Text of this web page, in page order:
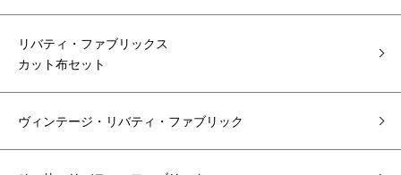
リバティ・ファブリックス
カット布セット
ヴィンテージ・リバティ・ファブリック